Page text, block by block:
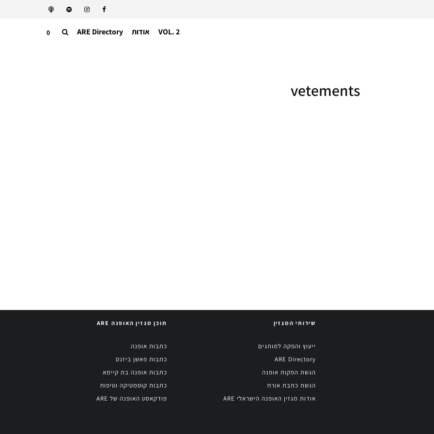
VOL. 2 אודות ARE Directory
0
vetements
שירותי המגזין
ייעוץ והפקה למותגים
ARE Directory
הגשת הפקות אופנה
הגשת כתבת אורח
אודות מגזין האופנה הישראלי ARE
תוכן מגזין האופנה ARE
כתבות אופנה
כתבות פאשן ביזנס
כתבות אופנה בת קיימא
כתבות קוסמטיקה וטיפוח
פודקאסט האופנה של ARE